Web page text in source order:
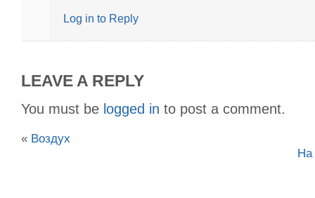
Log in to Reply
LEAVE A REPLY
You must be logged in to post a comment.
« Воздух
На